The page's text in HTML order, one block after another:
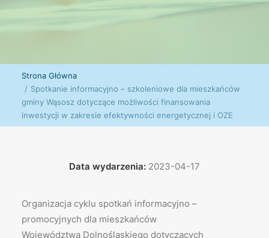
Strona Główna
Spotkanie informacyjno – szkoleniowe dla mieszkańców
gminy Wąsosz dotyczące możliwości finansowania
inwestycji w zakresie efektywności energetycznej i OZE
Data wydarzenia: 2023-04-17
Organizacja cyklu spotkań informacyjno –
promocyjnych dla mieszkańców
Województwa Dolnośląskiego dotyczących